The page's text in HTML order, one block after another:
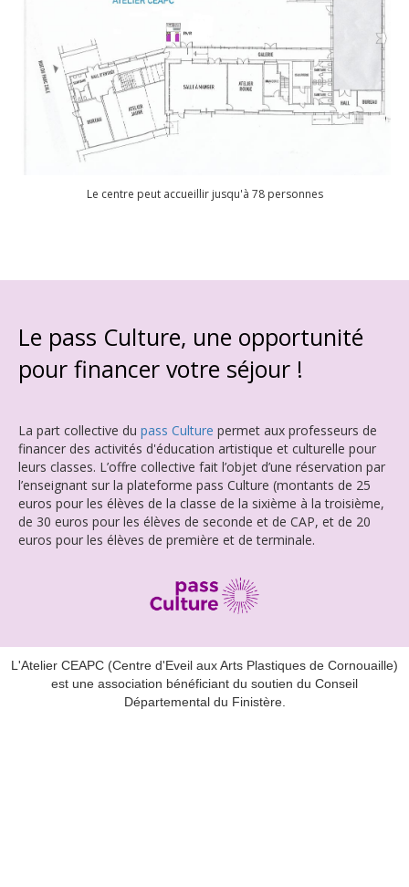
Le centre peut accueillir jusqu'à 78 personnes
Le pass Culture, une opportunité
pour financer votre séjour !
La part collective du pass Culture permet aux professeurs de
financer des activités d'éducation artistique et culturelle pour
leurs classes. L’offre collective fait l’objet d’une réservation par
l’enseignant sur la plateforme pass Culture (montants de 25
euros pour les élèves de la classe de la sixième à la troisième,
de 30 euros pour les élèves de seconde et de CAP, et de 20
euros pour les élèves de première et de terminale.
L'Atelier CEAPC (Centre d'Eveil aux Arts Plastiques de Cornouaille)
est une association bénéficiant du soutien du Conseil
Départemental du Finistère.